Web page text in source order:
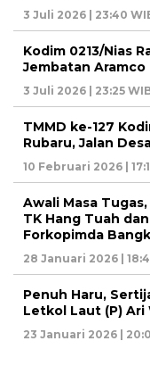
3 Juli 2026 | 23:40
Kodim 0213/Nias
Jembatan
3 Juli 2026 | 23:25
TMMD ke-127
Rubaru, Jalan
10 Februari 2026 |
Awali Masa
TK Hang Tuah
Forkopimda
28 Januari 2026 |
Penuh Haru,
Letkol Laut (P) Ari
23 Januari 2026 |